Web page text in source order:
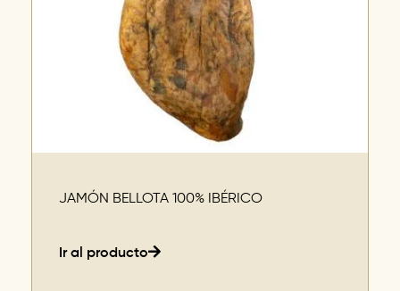
JAMÓN BELLOTA 100% IBÉRICO
Ir al producto